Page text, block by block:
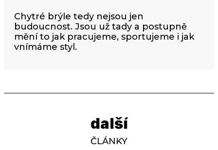
Chytré brýle tedy nejsou jen
budoucnost. Jsou už tady a postupně
mění to jak pracujeme, sportujeme i jak
vnímáme styl.
další
ČLÁNKY